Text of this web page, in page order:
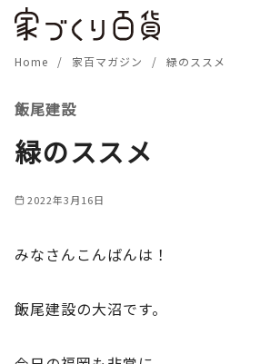
Home 家百マガジン 緑のススメ
飯尾建設
緑のススメ
2022年3月16日
みなさんこんばんは！
飯尾建設の大沼です。